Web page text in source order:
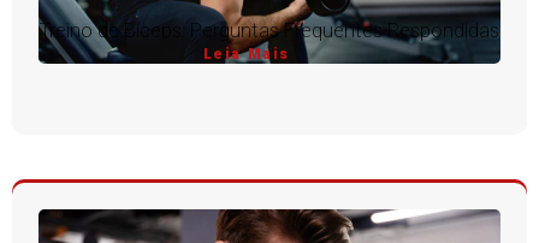
Treino de Bíceps: Perguntas Frequentes Respondidas
Leia Mais